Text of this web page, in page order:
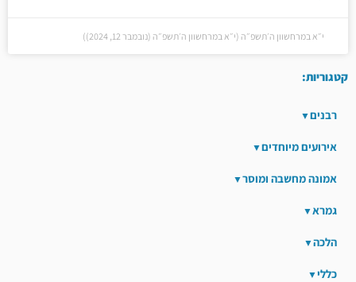
י״א במרחשוון ה׳תשפ״ה (י״א במרחשוון ה׳תשפ״ה (נובמבר 12, 2024))
קטגוריות:
רבנים
אירועים מיוחדים
אמונה מחשבה ומוסר
גמרא
הלכה
כללי